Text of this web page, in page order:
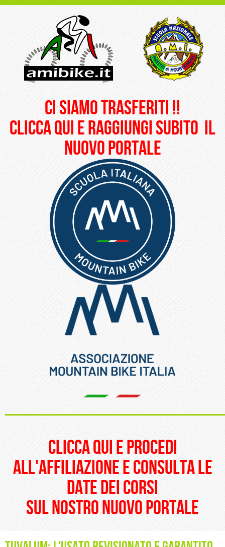
ci siamo trasferiti !!
clicca qui e raggiungi subito il
nuovo portale
clicca qui e procedi
all'affiliazione e consulta le
date dei corsi
sul nostro nuovo portale